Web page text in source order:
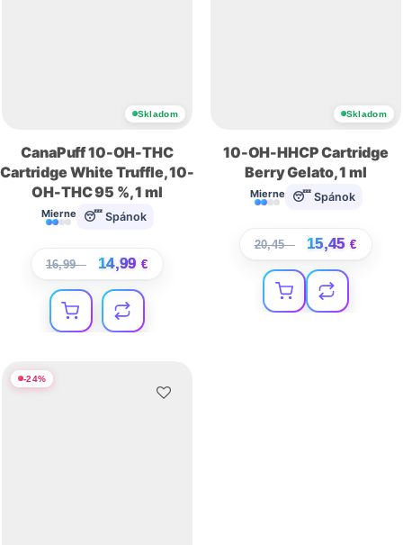
Skladom
CanaPuff 10-OH-THC
Cartridge White Truffle, 10-
OH-THC 95 %, 1 ml
Mierne 😴 Spánok
16,99€ 14,99 €
Skladom
10-OH-HHCP Cartridge
Berry Gelato, 1 ml
Mierne 😴 Spánok
20,45€ 15,45 €
-24%